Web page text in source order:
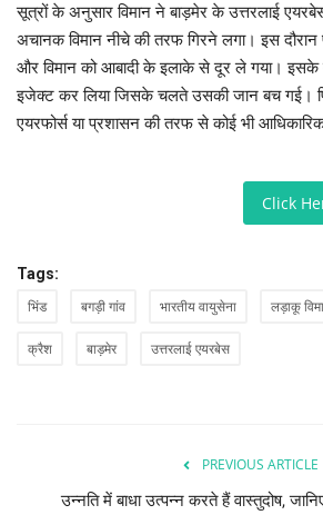
सूत्रों के अनुसार विमान ने बाड़मेर के उत्तरलाई
अचानक विमान नीचे की तरफ गिरने लगा। इस
और विमान को आबादी के इलाके से दूर ले गया। इसके
इजेक्ट कर लिया जिसके चलते उसकी जान बच गई।
एयरफोर्स या प्रशासन की तरफ से कोई भी
Click
Tags:
भिंड बगड़ी गांव भारतीय वायुसेना लड़ाकू
क्रैश बाड़मेर उत्तरलाई एयरबेस
PREVIOUS ARTICLE
उन्नति में बाधा उत्पन्न करते हैं वास्तुदोष,